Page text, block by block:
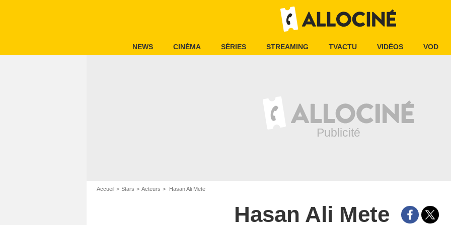
NEWS CINÉMA SÉRIES STREAMING TVACTU VIDÉOS VOD
Accueil Stars Acteurs Hasan Ali Mete
Hasan Ali Mete